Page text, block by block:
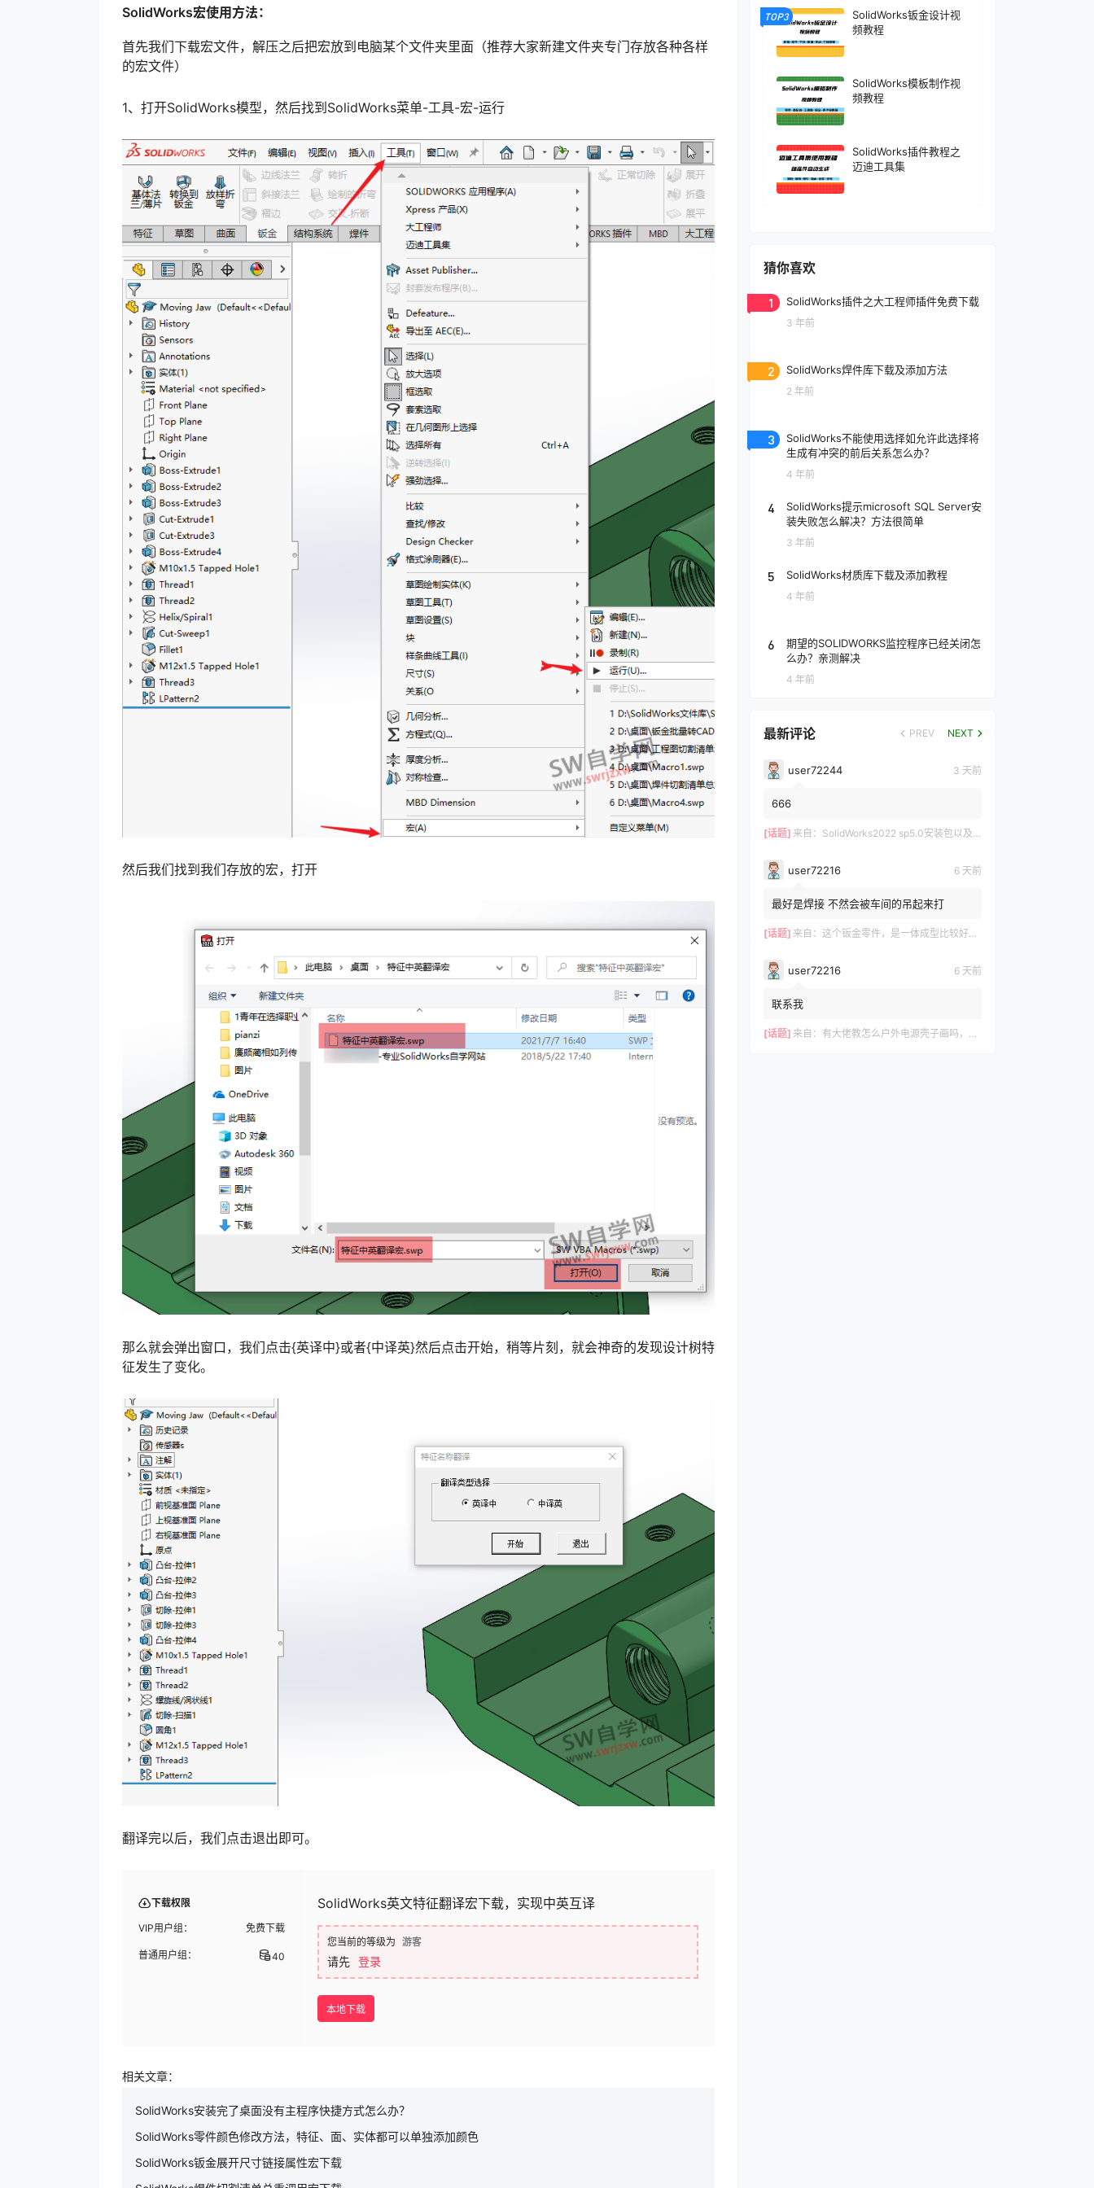
SolidWorks宏使用方法：
首先我们下载宏文件，解压之后把宏放到电脑某个文件夹里面（推荐大家新建文件夹专门存放各种各样
的宏文件）
1、打开SolidWorks模型，然后找到SolidWorks菜单-工具-宏-运行
然后我们找到我们存放的宏，打开
那么就会弹出窗口，我们点击{英译中}或者{中译英}然后点击开始，稍等片刻，就会神奇的发现设计树特
征发生了变化。
翻译完以后，我们点击退出即可。
下载权限
VIP用户组： 免费下载
普通用户组： 40
SolidWorks英文特征翻译宏下载，实现中英互译
您当前的等级为 游客
请先 登录
本地下载
相关文章：
SolidWorks安装完了桌面没有主程序快捷方式怎么办？
SolidWorks零件颜色修改方法，特征、面、实体都可以单独添加颜色
SolidWorks钣金展开尺寸链接属性宏下载
TOP3
SolidWorks钣金设计视
频教程
SolidWorks模板制作视
频教程
SolidWorks插件教程之
迈迪工具集
猜你喜欢
1 SolidWorks插件之大工程师插件免费下载
3 年前
2 SolidWorks焊件库下载及添加方法
2 年前
3
SolidWorks不能使用选择如允许此选择将
生成有冲突的前后关系怎么办？
4 年前
4
SolidWorks提示microsoft SQL Server安
装失败怎么解决？方法很简单
3 年前
5 SolidWorks材质库下载及添加教程
4 年前
6
期望的SOLIDWORKS监控程序已经关闭怎
么办？亲测解决
4 年前
最新评论 PREV NEXT
user72244 3 天前
666
[话题] 来自： SolidWorks2022 sp5.0安装包以及操作视频-仅支持Win10-Win11
user72216 6 天前
最好是焊接 不然会被车间的吊起来打
[话题] 来自： 这个钣金零件，是一体成型比较好？还是拆分成3件焊接好？
user72216 6 天前
联系我
[话题] 来自： 有大佬教怎么户外电源壳子画吗，有偿，我这里有模型